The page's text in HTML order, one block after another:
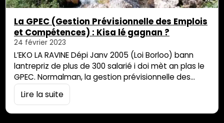
La GPEC (Gestion Prévisionnelle des Emplois
et Compétences) : Kisa lé gagnan ?
24 février 2023
L’EKO LA RAVINE Dépi Janv 2005 (Loi Borloo) bann
lantrepriz de plus de 300 salarié i doi mèt an plas le
GPEC. Normalman, la gestion prévisionnelle des
emplois et des compétences (GPEC) lé in métod
pou gère lé zemploi ek konpétans bann travayèr,
Lire la suite